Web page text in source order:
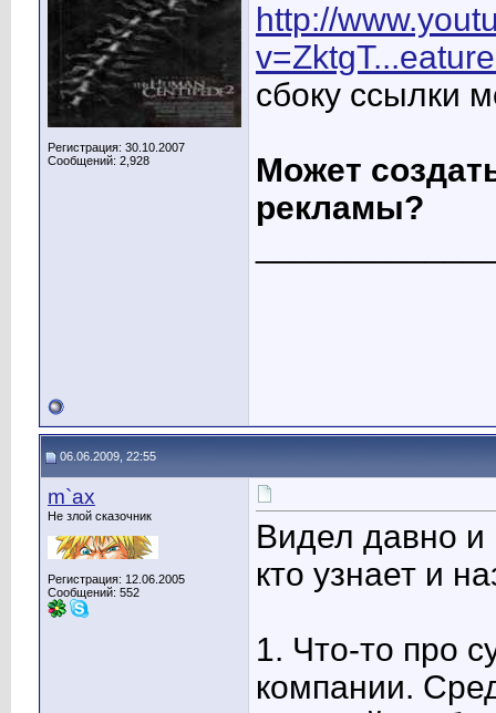
Регистрация: 30.10.2007
Сообщений: 2,928
http://
сбоку ссылки
Может
рекламы?
06.06.2009, 22:55
m`ax
Не злой сказочник
Регистрация: 12.06.2005
Сообщений: 552
Видел давно и
кто узнает и
1. Что-то про
компании.